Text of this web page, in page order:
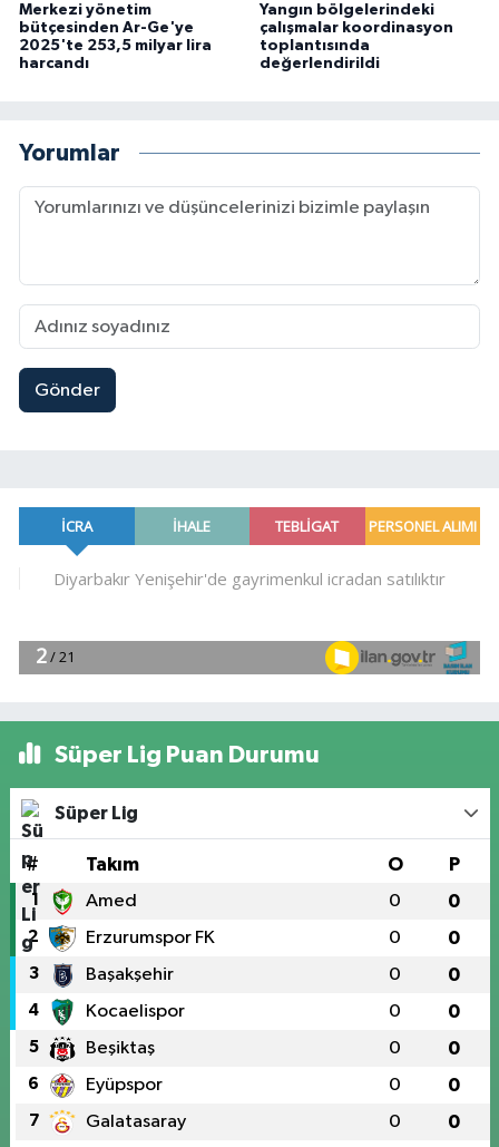
Merkezi yönetim
bütçesinden Ar-Ge'ye
2025'te 253,5 milyar lira
harcandı
Yangın bölgelerindeki
çalışmalar koordinasyon
toplantısında
değerlendirildi
Yorumlar
Gönder
Süper Lig Puan Durumu
Süper Lig
# Takım O P
1 Amed 0 0
2 Erzurumspor FK 0 0
3 Başakşehir 0 0
4 Kocaelispor 0 0
5 Beşiktaş 0 0
6 Eyüpspor 0 0
7 Galatasaray 0 0